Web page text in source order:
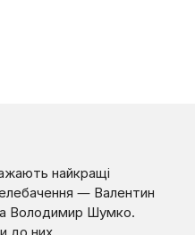
найкращі
— Валентин
Володимир Шумко.